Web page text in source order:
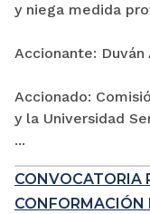
y niega medida
Accionante: Duván
Accionado:
y la Universidad
...
CONVOCATORIA
CONFORMACIÓN